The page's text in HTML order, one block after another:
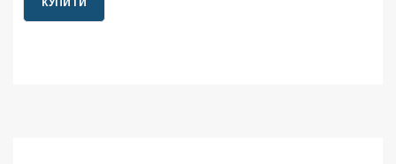
КУПИТИ